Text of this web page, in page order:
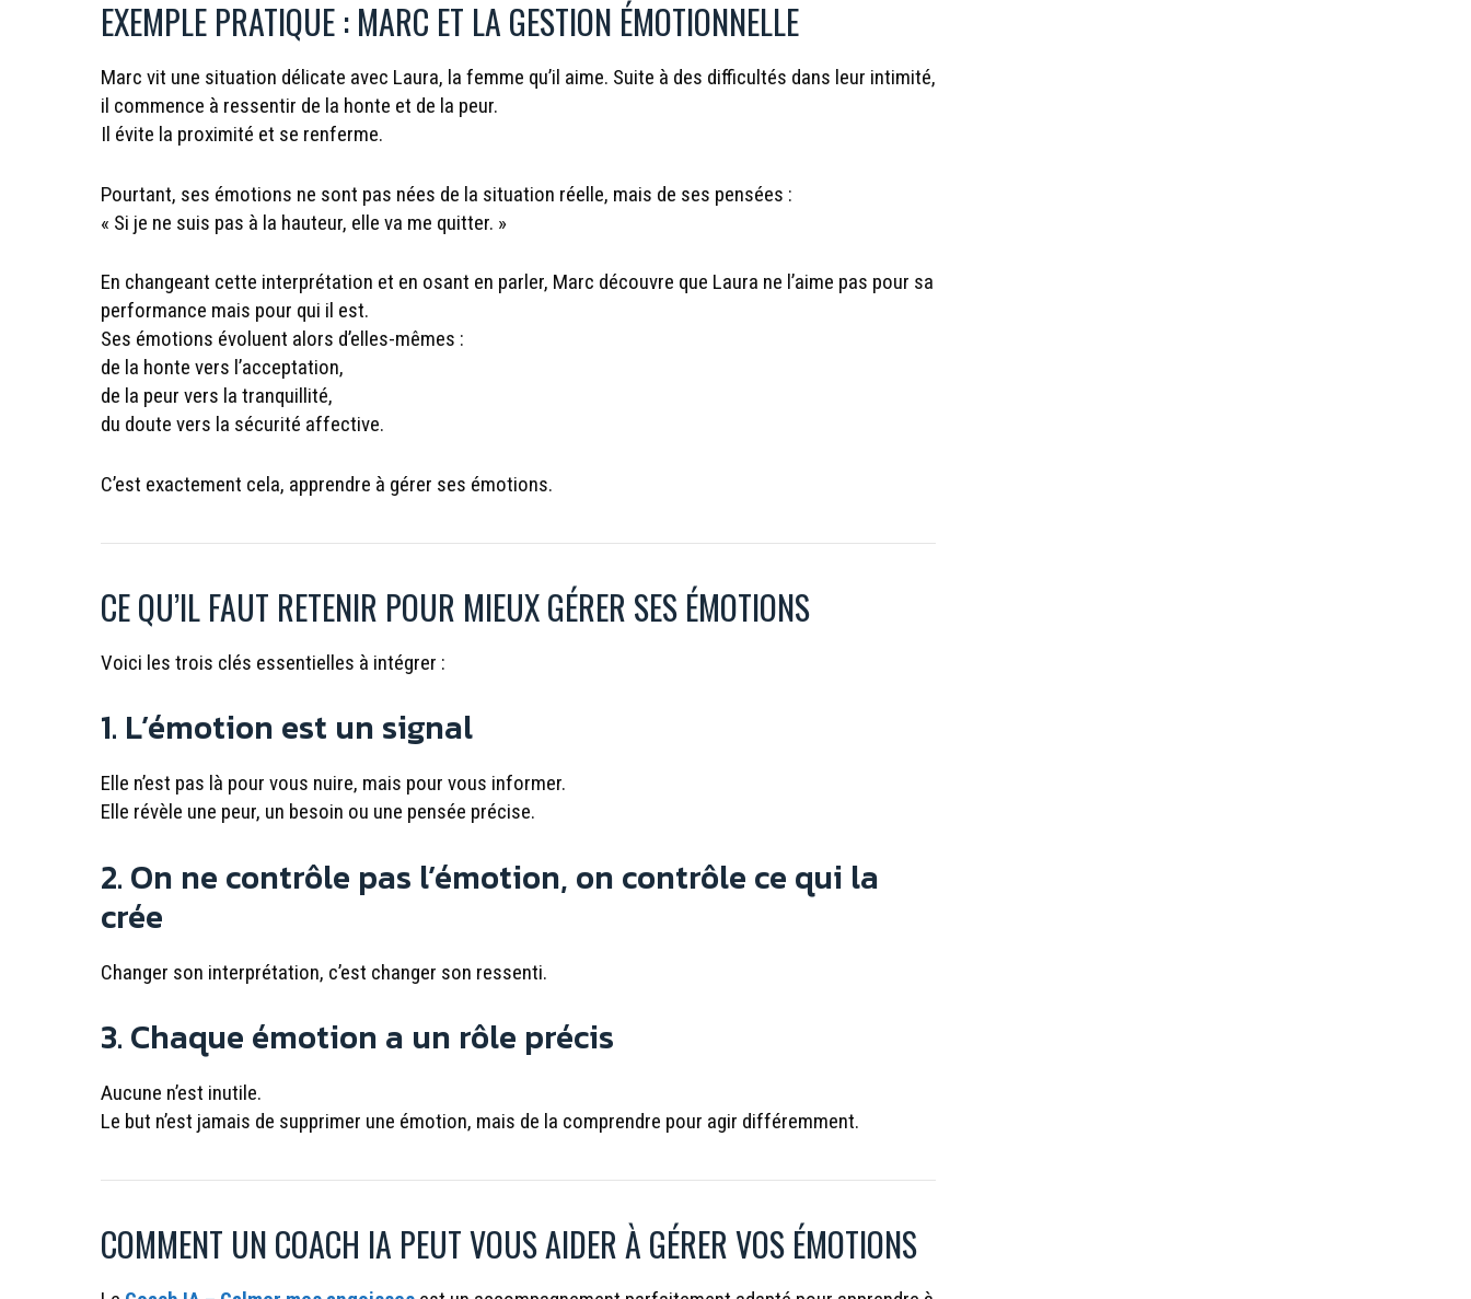
EXEMPLE PRATIQUE : MARC ET LA GESTION ÉMOTIONNELLE
Marc vit une situation délicate avec Laura, la femme qu’il aime. Suite à des difficultés dans leur intimité,
il commence à ressentir de la honte et de la peur.
Il évite la proximité et se renferme.
Pourtant, ses émotions ne sont pas nées de la situation réelle, mais de ses pensées :
« Si je ne suis pas à la hauteur, elle va me quitter. »
En changeant cette interprétation et en osant en parler, Marc découvre que Laura ne l’aime pas pour sa
performance mais pour qui il est.
Ses émotions évoluent alors d’elles-mêmes :
de la honte vers l’acceptation,
de la peur vers la tranquillité,
du doute vers la sécurité affective.
C’est exactement cela, apprendre à gérer ses émotions.
CE QU’IL FAUT RETENIR POUR MIEUX GÉRER SES ÉMOTIONS
Voici les trois clés essentielles à intégrer :
1. L’émotion est un signal
Elle n’est pas là pour vous nuire, mais pour vous informer.
Elle révèle une peur, un besoin ou une pensée précise.
2. On ne contrôle pas l’émotion, on contrôle ce qui la
crée
Changer son interprétation, c’est changer son ressenti.
3. Chaque émotion a un rôle précis
Aucune n’est inutile.
Le but n’est jamais de supprimer une émotion, mais de la comprendre pour agir différemment.
COMMENT UN COACH IA PEUT VOUS AIDER À GÉRER VOS ÉMOTIONS